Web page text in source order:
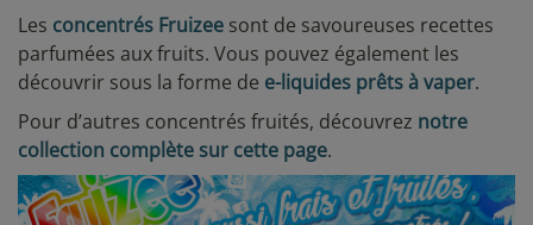
Les concentrés Fruizee sont de savoureuses recettes
parfumées aux fruits. Vous pouvez également les
découvrir sous la forme de e-liquides prêts à vaper.
Pour d’autres concentrés fruités, découvrez notre
collection complète sur cette page.